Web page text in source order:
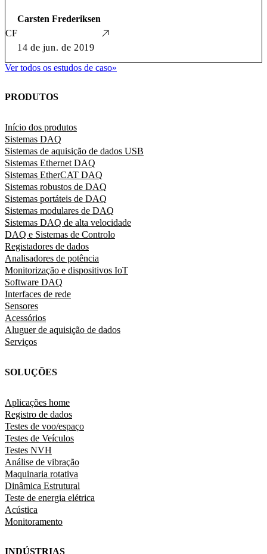
CF
Carsten Frederiksen
14 de jun. de 2019
Ver todos os estudos de caso»
PRODUTOS
Início dos produtos
Sistemas DAQ
Sistemas de aquisição de dados USB
Sistemas Ethernet DAQ
Sistemas EtherCAT DAQ
Sistemas robustos de DAQ
Sistemas portáteis de DAQ
Sistemas modulares de DAQ
Sistemas DAQ de alta velocidade
DAQ e Sistemas de Controlo
Registadores de dados
Analisadores de potência
Monitorização e dispositivos IoT
Software DAQ
Interfaces de rede
Sensores
Acessórios
Aluguer de aquisição de dados
Serviços
SOLUÇÕES
Aplicações home
Registro de dados
Testes de voo/espaço
Testes de Veículos
Testes NVH
Análise de vibração
Maquinaria rotativa
Dinâmica Estrutural
Teste de energia elétrica
Acústica
Monitoramento
INDÚSTRIAS